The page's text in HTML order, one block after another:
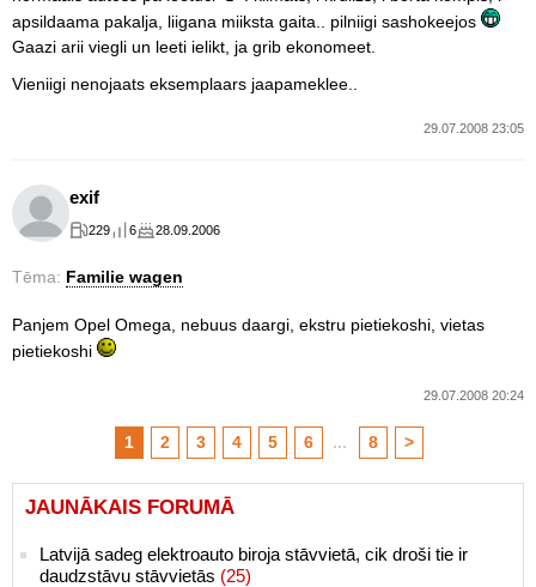
apsildaama pakalja, liigana miiksta gaita.. pilniigi sashokeejos
Gaazi arii viegli un leeti ielikt, ja grib ekonomeet.
Vieniigi nenojaats eksemplaars jaapameklee..
29.07.2008 23:05
exif
229 6 28.09.2006
Tēma: Familie wagen
Panjem Opel Omega, nebuus daargi, ekstru pietiekoshi, vietas
pietiekoshi
29.07.2008 20:24
1 2 3 4 5 6 ... 8 >
JAUNĀKAIS FORUMĀ
Latvijā sadeg elektroauto biroja stāvvietā, cik droši tie ir
daudzstāvu stāvvietās (25)